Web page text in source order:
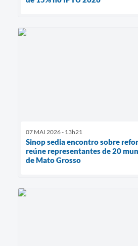
07 MAI 2026 - 13h21
Sinop sedia encontro sobre
reúne representantes de 20
de Mato Grosso